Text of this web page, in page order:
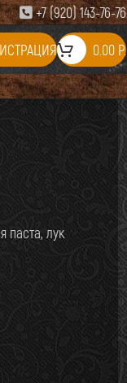
+7 (920) 143-76-76
0.00 Р.
паста, лук